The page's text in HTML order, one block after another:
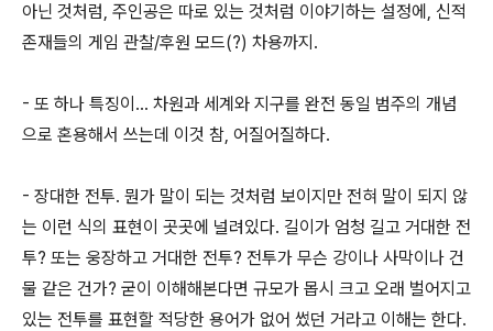
아닌 것처럼, 주인공은 따로 있는 것처럼 이야기하는 설정에, 신적
존재들의 게임 관찰/후원 모드(?) 차용까지.
- 또 하나 특징이... 차원과 세계와 지구를 완전 동일 범주의 개념
으로 혼용해서 쓰는데 이것 참, 어질어질하다.
- 장대한 전투. 뭔가 말이 되는 것처럼 보이지만 전혀 말이 되지 않
는 이런 식의 표현이 곳곳에 널려있다. 길이가 엄청 길고 거대한 전
투? 또는 웅장하고 거대한 전투? 전투가 무슨 강이나 사막이나 건
물 같은 건가? 굳이 이해해본다면 규모가 몹시 크고 오래 벌어지고
있는 전투를 표현할 적당한 용어가 없어 썼던 거라고 이해는 한다.